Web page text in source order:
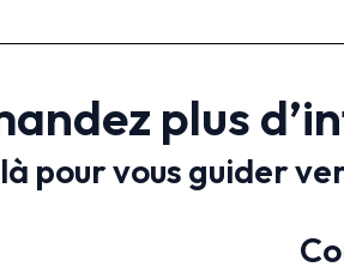
plus
pour vous guider